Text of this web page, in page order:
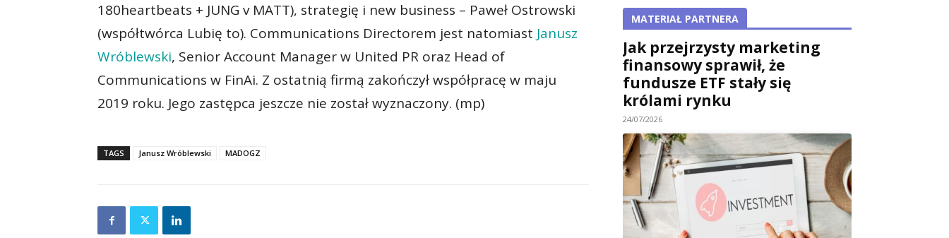
180heartbeats + JUNG v MATT), strategię i new business – Paweł Ostrowski
(współtwórca Lubię to). Communications Directorem jest natomiast Janusz
Wróblewski, Senior Account Manager w United PR oraz Head of
Communications w FinAi. Z ostatnią firmą zakończył współpracę w maju
2019 roku. Jego zastępca jeszcze nie został wyznaczony. (mp)
TAGS Janusz Wróblewski MADOGZ
MATERIAŁ PARTNERA
Jak przejrzysty marketing
finansowy sprawił, że
fundusze ETF stały się
królami rynku
24/07/2026